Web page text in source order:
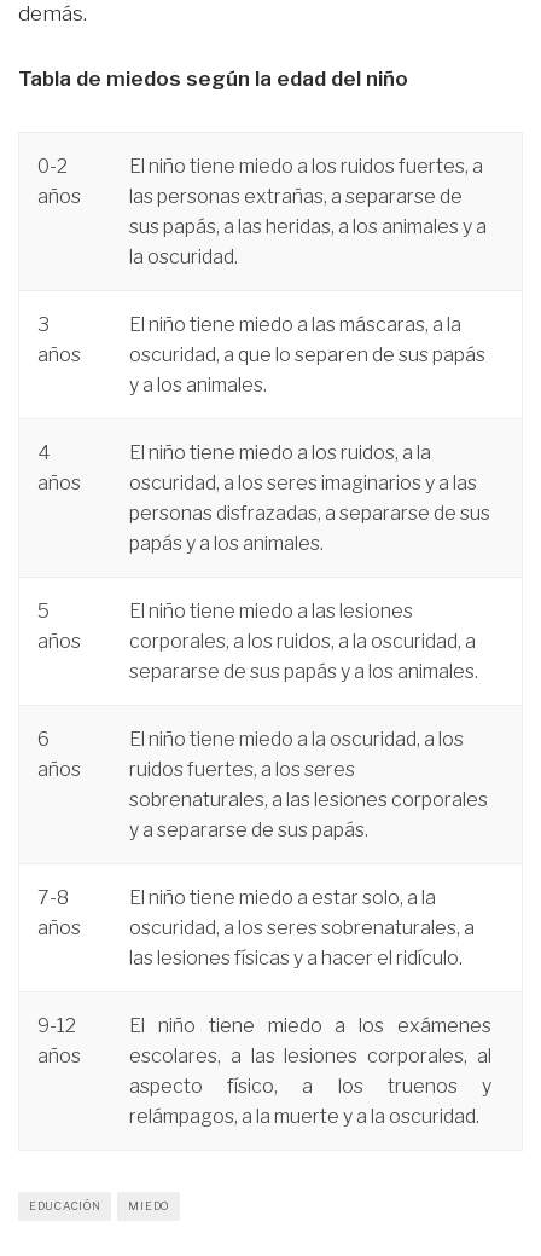
demás.
Tabla de miedos según la edad del niño
0-2
años
El niño tiene miedo a los ruidos fuertes, a
las personas extrañas, a separarse de
sus papás, a las heridas, a los animales y a
la oscuridad.
3
años
El niño tiene miedo a las máscaras, a la
oscuridad, a que lo separen de sus papás
y a los animales.
4
años
El niño tiene miedo a los ruidos, a la
oscuridad, a los seres imaginarios y a las
personas disfrazadas, a separarse de sus
papás y a los animales.
5
años
El niño tiene miedo a las lesiones
corporales, a los ruidos, a la oscuridad, a
separarse de sus papás y a los animales.
6
años
El niño tiene miedo a la oscuridad, a los
ruidos fuertes, a los seres
sobrenaturales, a las lesiones corporales
y a separarse de sus papás.
7-8
años
El niño tiene miedo a estar solo, a la
oscuridad, a los seres sobrenaturales, a
las lesiones físicas y a hacer el ridículo.
9-12
años
El niño tiene miedo a los exámenes
escolares, a las lesiones corporales, al
aspecto físico, a los truenos y
relámpagos, a la muerte y a la oscuridad.
EDUCACIÓN MIEDO